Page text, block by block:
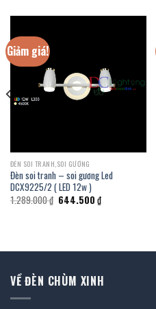
Giảm giá!
ĐÈN SOI TRANH,SOI GƯƠNG
Đèn soi tranh – soi gương Led
DCX9225/2 ( LED 12w )
1.289.000₫ Giá
gốc
644.500 ₫Giá
hiện
VỀ ĐÈN CHÙM XINH